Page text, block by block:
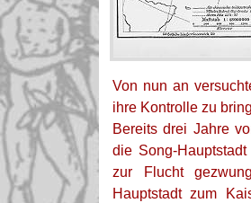
Von nun an
ihre Kontrolle zu
Bereits drei Jahre
die Song-
zur Flucht
Hauptstadt zum